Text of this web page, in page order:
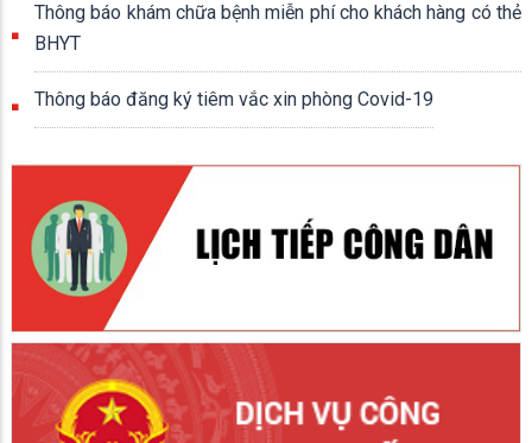
Thông báo khám chữa bệnh miễn phí cho khách hàng có thẻ
BHYT
Thông báo đăng ký tiêm vắc xin phòng Covid-19